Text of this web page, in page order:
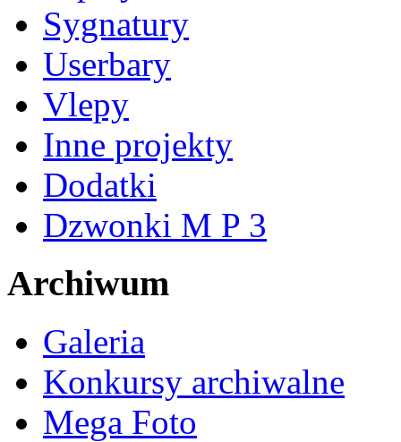
Sygnatury
Userbary
Vlepy
Inne projekty
Dodatki
Dzwonki M P 3
Archiwum
Galeria
Konkursy archiwalne
Mega Foto